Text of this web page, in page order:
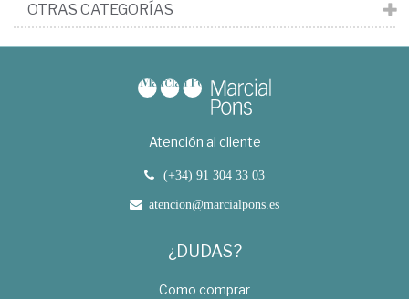
OTRAS CATEGORÍAS
Atención al cliente
(+34) 91 304 33 03
atencion@marcialpons.es
¿DUDAS?
Como comprar